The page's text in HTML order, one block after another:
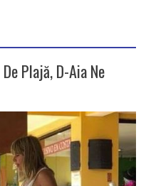
Plajă, D-Aia Ne